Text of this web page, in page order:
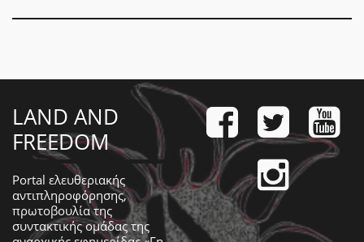
LAND AND
FREEDOM
Portal ελευθεριακής
αντιπληροφόρησης,
πρωτοβουλία της
συντακτικής ομάδας της